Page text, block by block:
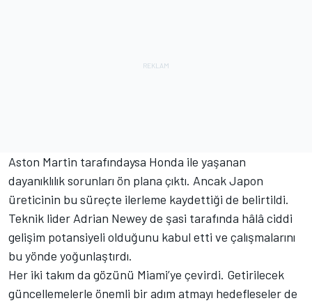
Aston Martin tarafındaysa Honda ile yaşanan
dayanıklılık sorunları ön plana çıktı. Ancak Japon
üreticinin bu süreçte ilerleme kaydettiği de belirtildi.
Teknik lider Adrian Newey de şasi tarafında hâlâ ciddi
gelişim potansiyeli olduğunu kabul etti ve çalışmalarını
bu yönde yoğunlaştırdı.
Her iki takım da gözünü Miami’ye çevirdi. Getirilecek
güncellemelerle önemli bir adım atmayı hedefleseler de